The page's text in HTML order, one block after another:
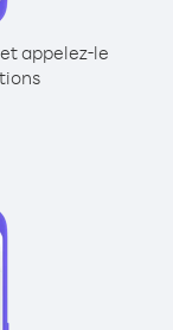
appelez-le